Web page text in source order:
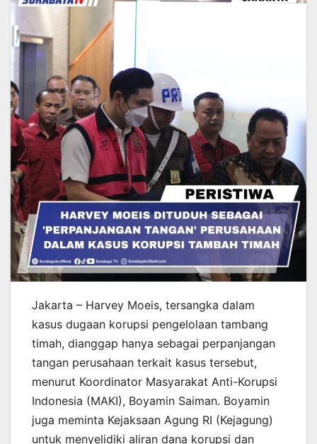
Jakarta – Harvey Moeis, tersangka dalam
kasus dugaan korupsi pengelolaan tambang
timah, dianggap hanya sebagai perpanjangan
tangan perusahaan terkait kasus tersebut,
menurut Koordinator Masyarakat Anti-Korupsi
Indonesia (MAKI), Boyamin Saiman. Boyamin
juga meminta Kejaksaan Agung RI (Kejagung)
untuk menyelidiki aliran dana korupsi dan